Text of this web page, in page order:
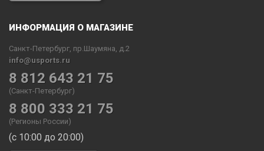
ИНФОРМАЦИЯ О МАГАЗИНЕ
Санкт-Петербург, пр.Шаумяна, д.2
info@usports.ru
8 812 643 21 75
(Санкт-Петербург)
8 800 333 21 75
(Регионы России)
(с 10:00 до 20:00)